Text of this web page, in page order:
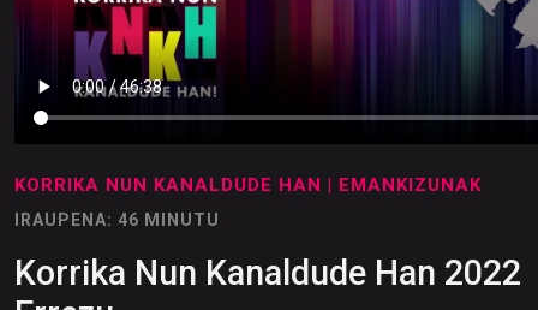
KORRIKA NUN KANALDUDE HAN | EMANKIZUNAK
IRAUPENA: 46 MINUTU
Korrika Nun Kanaldude Han 2022